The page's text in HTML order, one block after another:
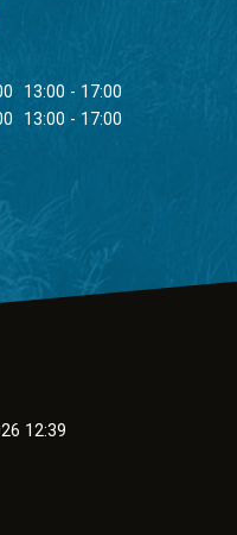
13:00 - 17:00
13:00 - 17:00
12:39